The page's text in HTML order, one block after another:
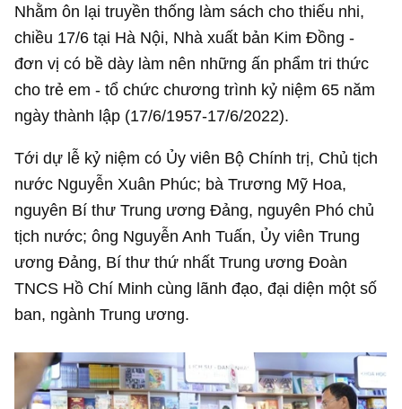
Nhằm ôn lại truyền thống làm sách cho thiếu nhi,
chiều 17/6 tại Hà Nội, Nhà xuất bản Kim Đồng -
đơn vị có bề dày làm nên những ấn phẩm tri thức
cho trẻ em - tổ chức chương trình kỷ niệm 65 năm
ngày thành lập (17/6/1957-17/6/2022).
Tới dự lễ kỷ niệm có Ủy viên Bộ Chính trị, Chủ tịch
nước Nguyễn Xuân Phúc; bà Trương Mỹ Hoa,
nguyên Bí thư Trung ương Đảng, nguyên Phó chủ
tịch nước; ông Nguyễn Anh Tuấn, Ủy viên Trung
ương Đảng, Bí thư thứ nhất Trung ương Đoàn
TNCS Hồ Chí Minh cùng lãnh đạo, đại diện một số
ban, ngành Trung ương.